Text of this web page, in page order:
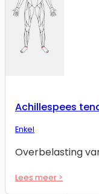
Achillespees
Enkel
Overbelasting
Lees meer >